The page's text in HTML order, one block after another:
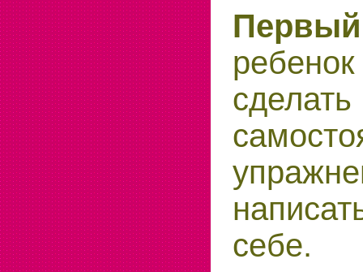
сделать
себе.